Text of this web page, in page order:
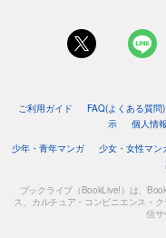
ご利用ガイド FAQ(よくある質問)
示
個人情
少年・青年マンガ
少女・女性マン
ブックライブ（BookLive!）は、
ス、カルチュア・コンビニエンス・
信サ